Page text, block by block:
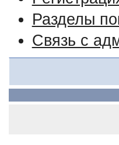
Разделы
Связь с